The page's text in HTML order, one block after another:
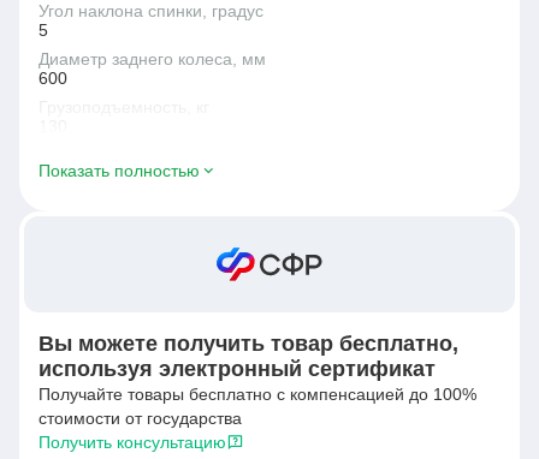
Угол наклона спинки, градус
5
Диаметр заднего колеса, мм
600
365
Длина подножек, мм
350-460
Показать полностью
Вы можете получить товар бесплатно,
используя электронный сертификат
Получайте товары бесплатно с компенсацией до 100%
стоимости от государства
Получить консультацию